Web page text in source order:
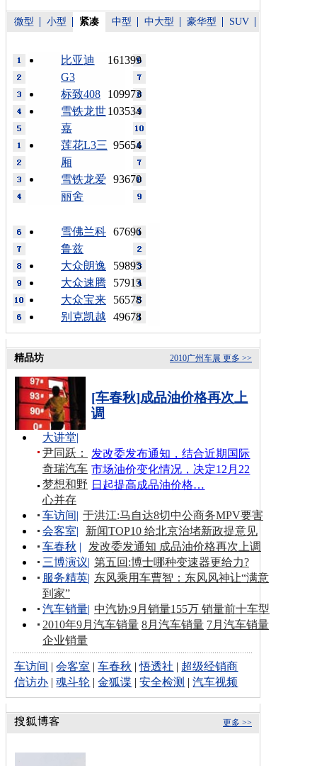
微型 小型 紧凑 中型 中大型 豪华型 SUV
161399
比亚迪
G3
109973
标致408
103534
雪铁龙世
嘉
95654
莲花L3三
厢
93670
雪铁龙爱
丽舍
67696
雪佛兰科
鲁兹
59895
大众朗逸
57915
大众速腾
56578
大众宝来
49678
别克凯越
更多 >>
2010广州车展
精品坊
[车春秋]成品油价格再次上
调
发改委发布通知，结合近期国际
市场油价变化情况，决定12月22
日起提高成品油价格…
大讲堂|
尹同跃：
奇瑞汽车
梦想和野
心并存
车访间| 于洪江:马自达8切中公商务MPV要害
会客室|
新闻TOP10 给北京治堵新政提意见
车春秋 |
发改委发通知 成品油价格再次上调
三博演议| 第五回:博士哪种变速器更给力?
服务精英| 东风乘用车曹智：东风风神让“满意
到家”
汽车销量| 中汽协:9月销量155万 销量前十车型
2010年9月汽车销量 8月汽车销量 7月汽车销量
企业销量
车访间 |会客室 |车春秋 |悟透社 | 超级经销商
信访办 |魂斗轮 |金狐谍 |安全检测 |汽车视频
更多 >>